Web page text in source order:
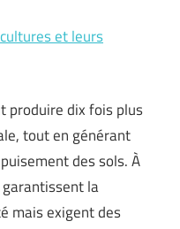
et leurs
produire dix fois plus
tout en générant
des sols. À
la
mais exigent des